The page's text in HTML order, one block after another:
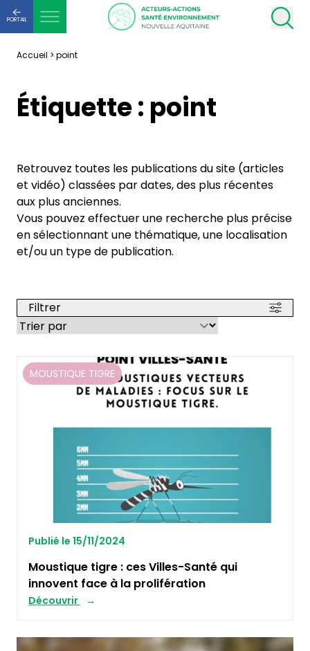
PORTAIL
Accueil > point
Étiquette : point
Retrouvez toutes les publications du site (articles
et vidéo) classées par dates, des plus récentes
aux plus anciennes.
Vous pouvez effectuer une recherche plus précise
en sélectionnant une thématique, une localisation
et/ou un type de publication.
Filtrer
MOUSTIQUE TIGRE
Publié le 15/11/2024
Moustique tigre : ces Villes-Santé qui
innovent face à la prolifération
Découvrir